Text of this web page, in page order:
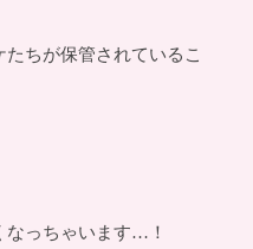
ちが保管されているこ
なっちゃいます…！